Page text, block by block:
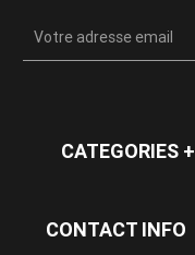
CATEGORIES +
CONTACT INFO